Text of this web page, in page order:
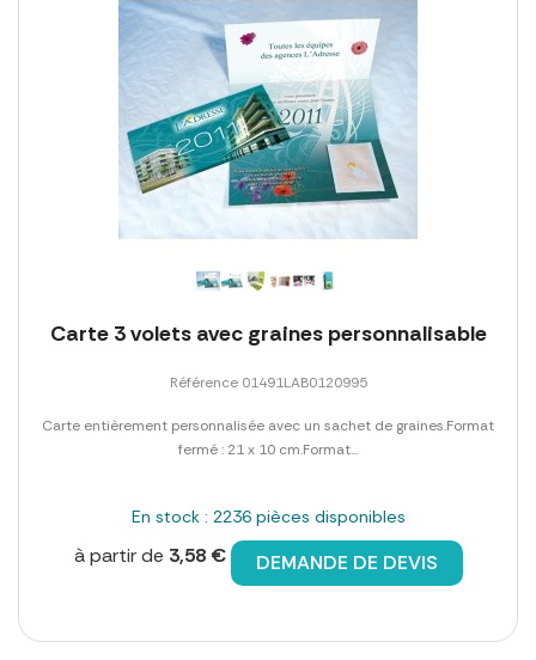
Carte 3 volets avec graines personnalisable
Référence 01491LAB0120995
Carte entièrement personnalisée avec un sachet de graines.Format
fermé : 21 x 10 cm.Format...
En stock : 2236 pièces disponibles
à partir de 3,58 € DEMANDE DE DEVIS